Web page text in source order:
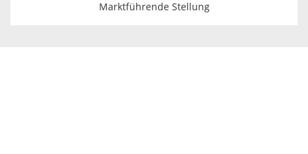
Marktführende Stellung